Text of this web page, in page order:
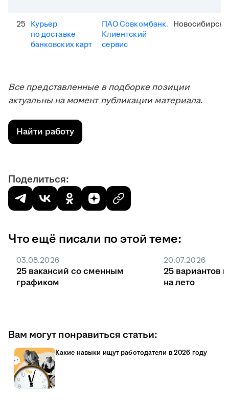
25 Курьер
по доставке
банковских карт
ПАО Совкомбанк.
Клиентский
сервис
Новосибирск
Все представленные в подборке позиции
актуальны на момент публикации материала.
Найти работу
Поделиться:
Что ещё писали по этой теме:
03.08.2026
25 вакансий со сменным
графиком
20.07.2026
25 вариантов
на лето
Вам могут понравиться статьи:
Какие навыки ищут работодатели в 2026 году